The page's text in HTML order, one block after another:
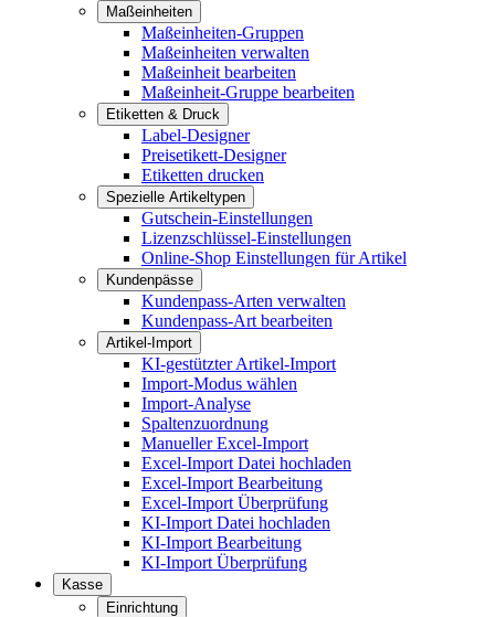
Maßeinheiten
Maßeinheiten-Gruppen
Maßeinheiten verwalten
Maßeinheit bearbeiten
Maßeinheit-Gruppe bearbeiten
Etiketten & Druck
Label-Designer
Preisetikett-Designer
Etiketten drucken
Spezielle Artikeltypen
Gutschein-Einstellungen
Lizenzschlüssel-Einstellungen
Online-Shop Einstellungen für Artikel
Kundenpässe
Kundenpass-Arten verwalten
Kundenpass-Art bearbeiten
Artikel-Import
KI-gestützter Artikel-Import
Import-Modus wählen
Import-Analyse
Spaltenzuordnung
Manueller Excel-Import
Excel-Import Datei hochladen
Excel-Import Bearbeitung
Excel-Import Überprüfung
KI-Import Datei hochladen
KI-Import Bearbeitung
KI-Import Überprüfung
Kasse
Einrichtung